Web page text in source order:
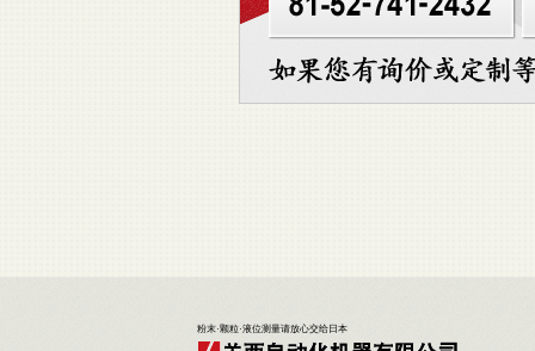
粉末·颗粒·液位测量请放心交给日本